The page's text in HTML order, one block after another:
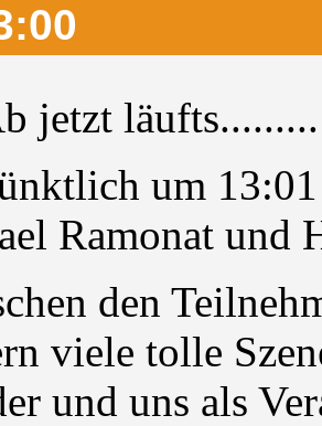
jetzt läufts.........
um 13:01
Ramonat und
den
viele tolle
und uns als